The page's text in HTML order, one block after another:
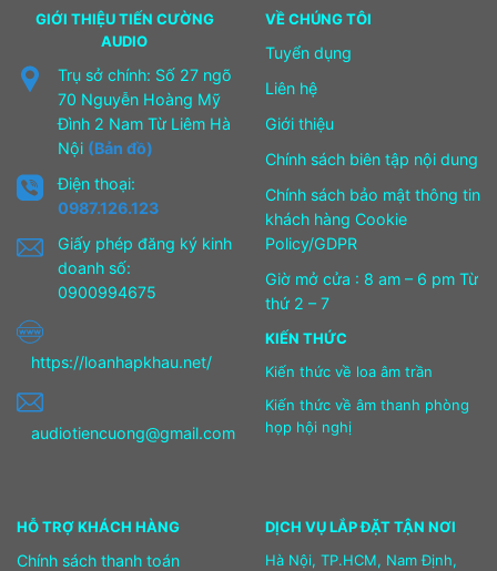
GIỚI THIỆU TIẾN CƯỜNG
AUDIO
Trụ sở chính: Số 27 ngõ
70 Nguyễn Hoàng Mỹ
Đình 2 Nam Từ Liêm Hà
Nội (Bản đồ)
Điện thoại:
0987.126.123
Giấy phép đăng ký kinh
doanh số:
0900994675
https://loanhapkhau.net/
audiotiencuong@gmail.com
VỀ CHÚNG TÔI
Tuyển dụng
Liên hệ
Giới thiệu
Chính sách biên tập nội dung
Chính sách bảo mật thông tin
khách hàng Cookie
Policy/GDPR
Giờ mở cửa : 8 am – 6 pm Từ
thứ 2 – 7
KIẾN THỨC
Kiến thức về loa âm trần
Kiến thức về âm thanh phòng
họp hội nghị
HỖ TRỢ KHÁCH HÀNG
Chính sách thanh toán
DỊCH VỤ LẮP ĐẶT TẬN NƠI
Hà Nội, TP.HCM, Nam Định,